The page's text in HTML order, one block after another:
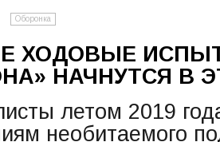
Оборонка
ХОДОВЫЕ
НАЧНУТСЯ В
летом 2019
необитаемого